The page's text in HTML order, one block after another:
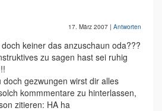
17. März 2007 | Antworten
keiner das anzuschaun oda???
zu sagen hast sei ruhig
gezwungen wirst dir alles
kommmentare zu hinterlassen,
zitieren: HA ha